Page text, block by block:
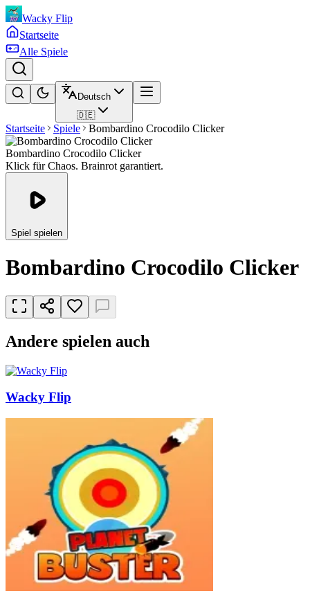
Wacky Flip
Startseite
Alle Spiele
Deutsch
🇩🇪
Startseite Spiele Bombardino Crocodilo Clicker
Bombardino Crocodilo Clicker
Klick für Chaos. Brainrot garantiert.
Spiel spielen
Bombardino Crocodilo Clicker
Andere spielen auch
Wacky Flip